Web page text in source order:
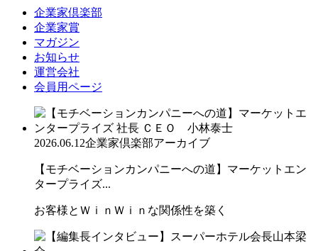
企業家倶楽部
企業家賞
マガジン
お知らせ
運営会社
会員用ページ
2026.06.12企業家倶楽部アーカイブ
【モチベーションカンパニーへの道】マーケットエン
タープライズ...
お客様とＷｉｎＷｉｎな関係性を築く